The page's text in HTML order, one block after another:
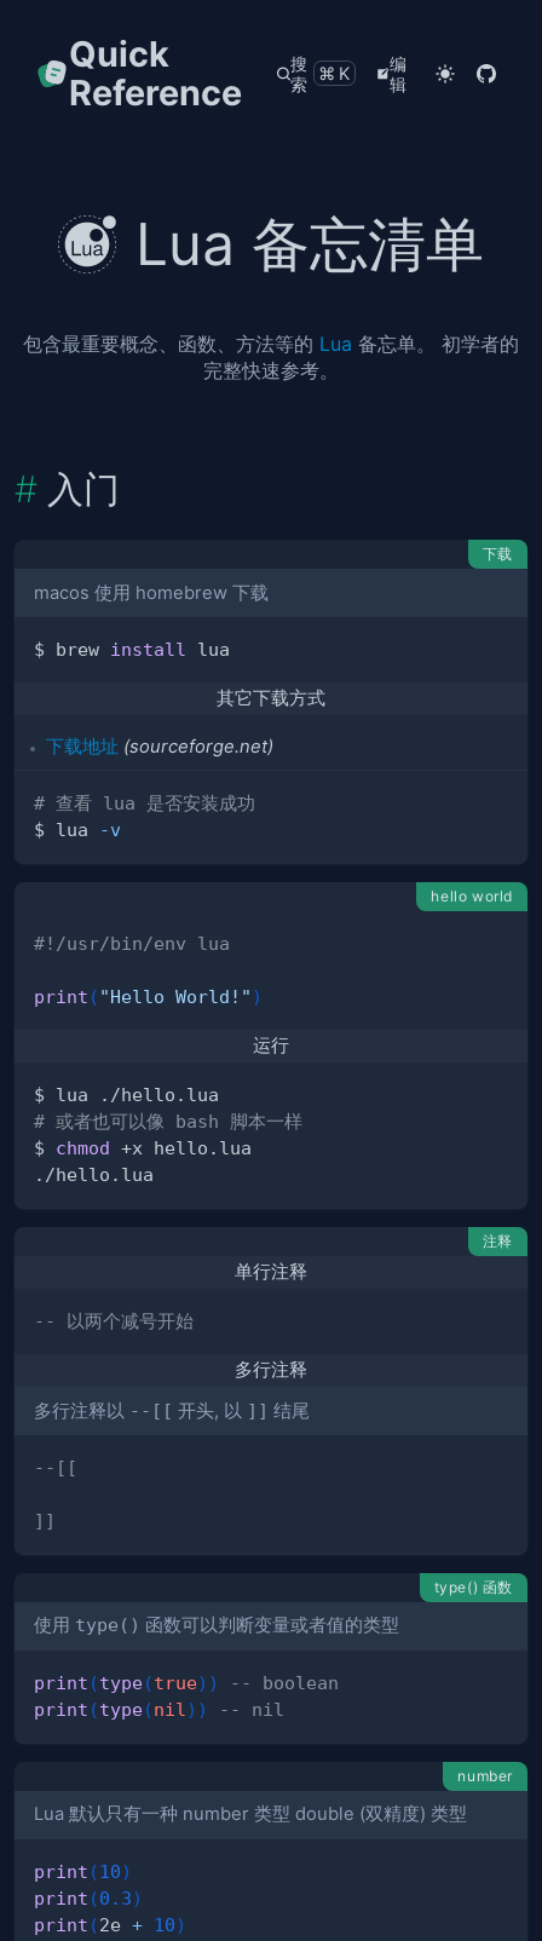
Quick
Reference
搜
索
⌘K
编
辑
Lua 备忘清单
包含最重要概念、函数、方法等的 Lua 备忘单。 初学者的
完整快速参考。
入门
下载
macos 使用 homebrew 下载
$ brew install
其它下载方式
下载地址 (sourceforge.net)
# 查看 lua 是否安装成功
$ lua
-v
hello world
#!/usr/bin/env lua
print ( "Hello World!" )
运行
# 或者也可以像 bash 脚本一样
$ chmod
注释
单行注释
-- 以两个减号开始
多行注释
多行注释以 --[[ 开头, 以 ]] 结尾
]]
type() 函数
使用 type() 函数可以判断变量或者值的类型
print (type(true) )
-- boolean
print (type(nil ) ) -- nil
number
Lua 默认只有一种 number 类型 double (双精度) 类型
print (10)
print (0.3)
print (2e + 10)